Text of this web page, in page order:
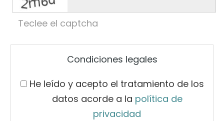
Condiciones legales
He leído y acepto el tratamiento de los
datos acorde a la política de
privacidad